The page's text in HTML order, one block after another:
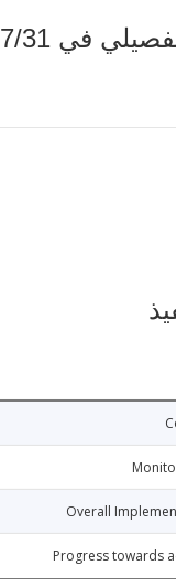
في 2026/07/31
Overall
Progress towards